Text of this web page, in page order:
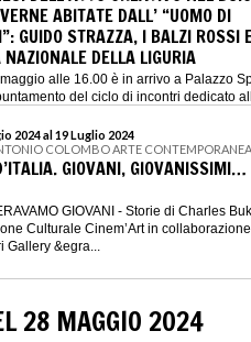
ABITATE DALL’ “UOMO DI
GUIDO STRAZZA, I BALZI ROSSI
NAZIONALE DELLA LIGURIA
alle 16.00 è in arrivo a Palazzo
del ciclo di incontri dedicato
2024 al 19 Luglio 2024
COLOMBO ARTE
GIOVANI,
GIOVANI - Storie di Charles
Culturale Cinem’Art in
&egra...
28 MAGGIO 2024